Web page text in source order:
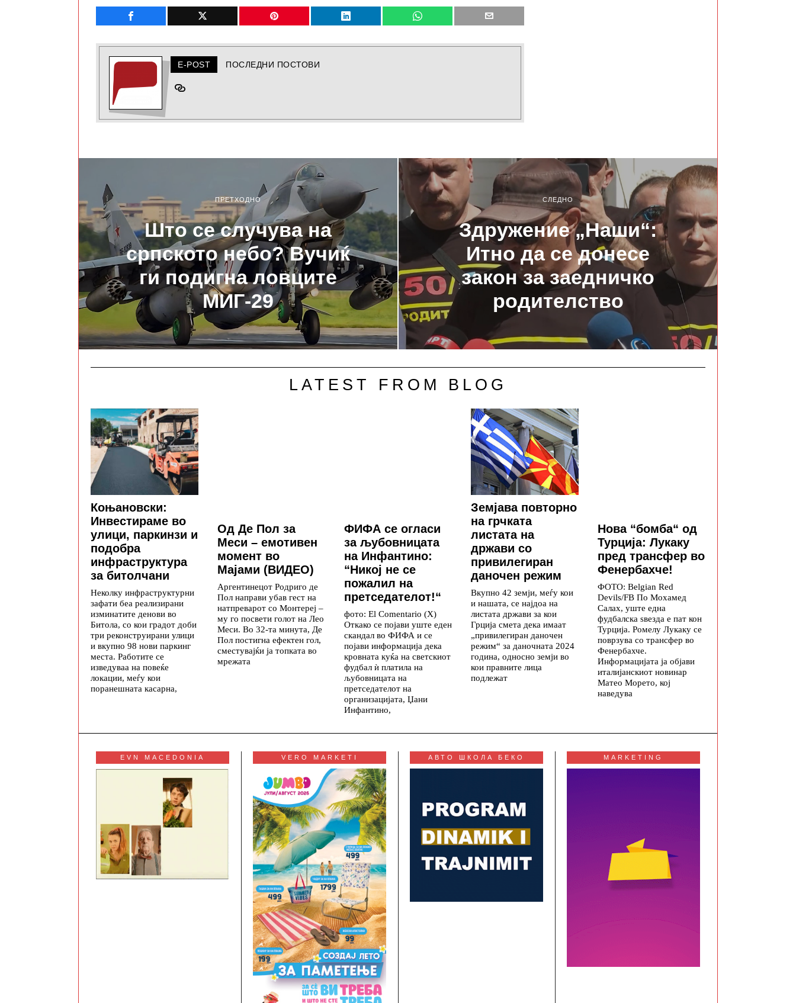
E-POST ПОСЛЕДНИ ПОСТОВИ
ПРЕТХОДНО
Што се случува на
српското небо? Вучиќ
ги подигна ловците
МИГ-29
СЛЕДНО
Здружение „Наши“:
Итно да се донесе
закон за заедничко
родителство
LATEST FROM BLOG
Коњановски:
Инвестираме во
улици, паркинзи и
подобра
инфраструктура
за битолчани
Неколку инфраструктурни
зафати беа реализирани
изминатите денови во
Битола, со кои градот доби
три реконструирани улици
и вкупно 98 нови паркинг
места. Работите се
изведуваа на повеќе
локации, меѓу кои
поранешната касарна,
Од Де Пол за
Меси – емотивен
момент во
Мајами (ВИДЕО)
Аргентинецот Родриго де
Пол направи убав гест на
натпреварот со Монтереј –
му го посвети голот на Лео
Меси. Во 32-та минута, Де
Пол постигна ефектен гол,
сместувајќи ја топката во
мрежата
ФИФА се огласи
за љубовницата
на Инфантино:
“Никој не се
пожалил на
претседателот!“
фото: El Comentario (X)
Откако се појави уште еден
скандал во ФИФА и се
појави информација дека
кровната куќа на светскиот
фудбал ѝ платила на
љубовницата на
претседателот на
организацијата, Џани
Инфантино,
Земјава повторно
на грчката
листата на
држави со
привилегиран
даночен режим
Вкупно 42 земји, меѓу кои
и нашата, се најдоа на
листата држави за кои
Грција смета дека имаат
„привилегиран даночен
режим“ за даночната 2024
година, односно земји во
кои правните лица
подлежат
Нова “бомба“ од
Турција: Лукаку
пред трансфер во
Фенербахче!
ФОТО: Belgian Red
Devils/FB По Мохамед
Салах, уште една
фудбалска ѕвезда е пат кон
Турција. Ромелу Лукаку се
поврзува со трансфер во
Фенербахче.
Информацијата ја објави
италијанскиот новинар
Матео Морето, кој
наведува
EVN MACEDONIA VERO MARKETI АВТО ШКОЛА БЕКО MARKETING